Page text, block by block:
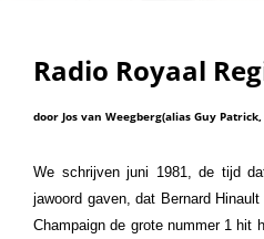
Radio Royaal
door Jos van Weegberg(alias Guy
We schrijven juni 1981, de tijd
jawoord gaven, dat Bernard
Champaign de grote nummer 1 hit